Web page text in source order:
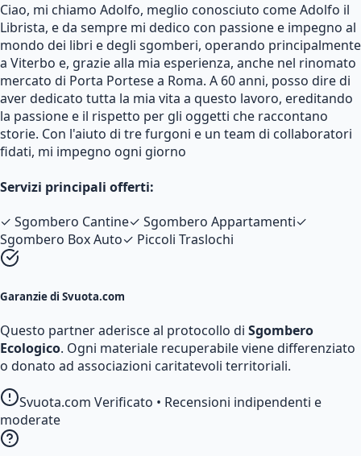
Ciao, mi chiamo Adolfo, meglio conosciuto come Adolfo il
Librista, e da sempre mi dedico con passione e impegno al
mondo dei libri e degli sgomberi, operando principalmente
a Viterbo e, grazie alla mia esperienza, anche nel rinomato
mercato di Porta Portese a Roma. A 60 anni, posso dire di
aver dedicato tutta la mia vita a questo lavoro, ereditando
la passione e il rispetto per gli oggetti che raccontano
storie. Con l'aiuto di tre furgoni e un team di collaboratori
fidati, mi impegno ogni giorno
Servizi principali offerti:
✓ Sgombero Cantine✓ Sgombero Appartamenti✓
Sgombero Box Auto✓ Piccoli Traslochi
Garanzie di Svuota.com
Questo partner aderisce al protocollo di Sgombero
Ecologico. Ogni materiale recuperabile viene differenziato
o donato ad associazioni caritatevoli territoriali.
Svuota.com Verificato • Recensioni indipendenti e
moderate